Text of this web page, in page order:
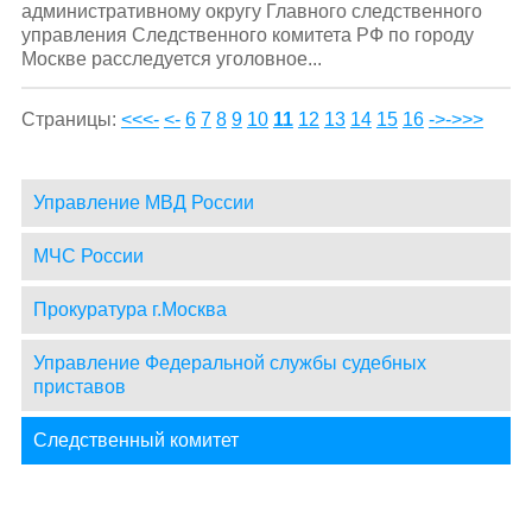
административному округу Главного следственного
управления Следственного комитета РФ по городу
Москве расследуется уголовное...
Страницы: <<<- <- 6 7 8 9 10 11 12 13 14 15 16 ->->>>
Управление МВД России
МЧС России
Прокуратура г.Москва
Управление Федеральной службы судебных
приставов
Следственный комитет